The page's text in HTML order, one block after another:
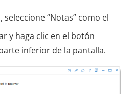
“Notas” como el
y haga clic en el botón
inferior de la pantalla.